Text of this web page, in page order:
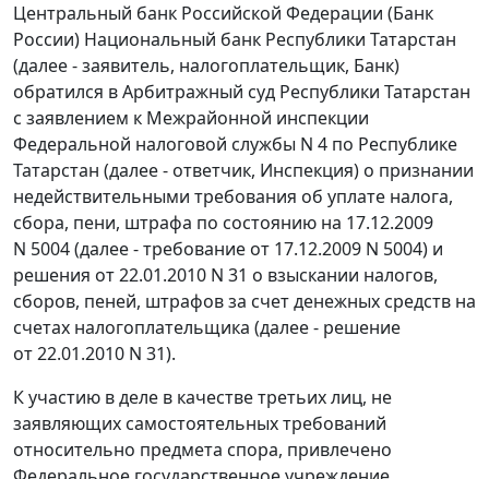
Центральный банк Российской Федерации (Банк
России) Национальный банк Республики Татарстан
(далее - заявитель, налогоплательщик, Банк)
обратился в Арбитражный суд Республики Татарстан
с заявлением к Межрайонной инспекции
Федеральной налоговой службы N 4 по Республике
Татарстан (далее - ответчик, Инспекция) о признании
недействительными требования об уплате налога,
сбора, пени, штрафа по состоянию на 17.12.2009
N 5004 (далее - требование от 17.12.2009 N 5004) и
решения от 22.01.2010 N 31 о взыскании налогов,
сборов, пеней, штрафов за счет денежных средств на
счетах налогоплательщика (далее - решение
от 22.01.2010 N 31).
К участию в деле в качестве третьих лиц, не
заявляющих самостоятельных требований
относительно предмета спора, привлечено